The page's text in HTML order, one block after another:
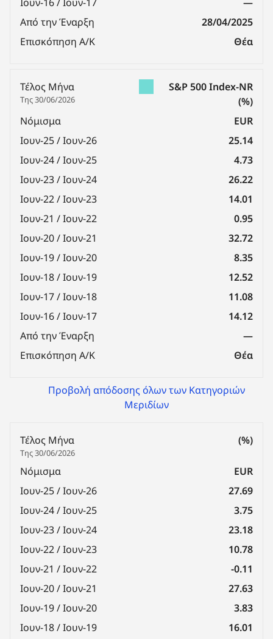
Από την Έναρξη
28/04/2025
Επισκόπηση Α/Κ
Θέα
Τέλος Μήνα
Της 30/06/2026
S&P 500 Index-NR
(%)
Νόμισμα
EUR
Ιουν-25 / Ιουν-26
25.14
Ιουν-24 / Ιουν-25
4.73
Ιουν-23 / Ιουν-24
26.22
Ιουν-22 / Ιουν-23
14.01
Ιουν-21 / Ιουν-22
0.95
Ιουν-20 / Ιουν-21
32.72
Ιουν-19 / Ιουν-20
8.35
Ιουν-18 / Ιουν-19
12.52
Ιουν-17 / Ιουν-18
11.08
Ιουν-16 / Ιουν-17
14.12
Από την Έναρξη
—
Επισκόπηση Α/Κ
Θέα
Προβολή απόδοσης όλων των Κατηγοριών
Μεριδίων
Τέλος Μήνα
Της 30/06/2026
(%)
Νόμισμα
EUR
Ιουν-25 / Ιουν-26
27.69
Ιουν-24 / Ιουν-25
3.75
Ιουν-23 / Ιουν-24
23.18
Ιουν-22 / Ιουν-23
10.78
Ιουν-21 / Ιουν-22
-0.11
Ιουν-20 / Ιουν-21
27.63
Ιουν-19 / Ιουν-20
3.83
Ιουν-18 / Ιουν-19
16.01